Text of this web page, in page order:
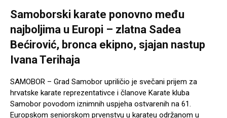
Samoborski karate ponovno među
najboljima u Europi – zlatna Sadea
Bećirović, bronca ekipno, sjajan nastup
Ivana Terihaja
SAMOBOR – Grad Samobor upriličio je svečani prijem za
hrvatske karate reprezentativce i članove Karate kluba
Samobor povodom iznimnih uspjeha ostvarenih na 61.
Europskom seniorskom prvenstvu u karateu održanom u